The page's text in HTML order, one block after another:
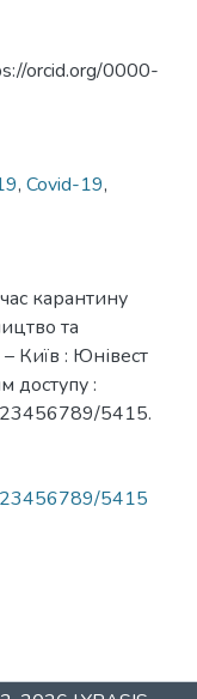
orcid.org/0000-
, Covid-19,
карантину
та
Київ : Юнівест
доступу :
5415.
5415